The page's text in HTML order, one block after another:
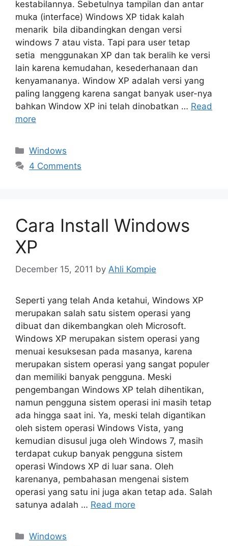
kestabilannya. Sebetulnya tampilan dan antar
muka (interface) Windows XP tidak kalah
menarik bila dibandingkan dengan versi
windows 7 atau vista. Tapi para user tetap
setia menggunakan XP dan tak beralih ke versi
lain karena kemudahan, kesederhanaan dan
kenyamananya. Window XP adalah versi yang
paling langgeng karena sangat banyak user-nya
bahkan Window XP ini telah dinobatkan … Read
more
Categories
Windows
4 Comments
Cara Install Windows
XP
December 15, 2011 by Ahli Kompie
Seperti yang telah Anda ketahui, Windows XP
merupakan salah satu sistem operasi yang
dibuat dan dikembangkan oleh Microsoft.
Windows XP merupakan sistem operasi yang
menuai kesuksesan pada masanya, karena
merupakan sistem operasi yang sangat populer
dan memiliki banyak pengguna. Meski
pengembangan Windows XP telah dihentikan,
namun pengguna sistem operasi ini masih tetap
ada hingga saat ini. Ya, meski telah digantikan
oleh sistem operasi Windows Vista, yang
kemudian disusul juga oleh Windows 7, masih
terdapat cukup banyak pengguna sistem
operasi Windows XP di luar sana. Oleh
karenanya, pembahasan mengenai sistem
operasi yang satu ini juga akan tetap ada. Salah
satunya adalah … Read more
Categories
Windows